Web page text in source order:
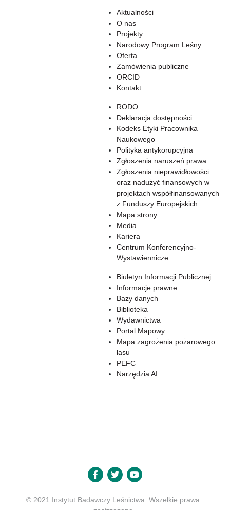
Aktualności
O nas
Projekty
Narodowy Program Leśny
Oferta
Zamówienia publiczne
ORCID
Kontakt
RODO
Deklaracja dostępności
Kodeks Etyki Pracownika
Naukowego
Polityka antykorupcyjna
Zgłoszenia naruszeń prawa
Zgłoszenia nieprawidłowości
oraz nadużyć finansowych w
projektach współfinansowanych
z Funduszy Europejskich
Mapa strony
Media
Kariera
Centrum Konferencyjno-
Wystawiennicze
Biuletyn Informacji Publicznej
Informacje prawne
Bazy danych
Biblioteka
Wydawnictwa
Portal Mapowy
Mapa zagrożenia pożarowego
lasu
PEFC
Narzędzia AI
© 2021 Instytut Badawczy Leśnictwa. Wszelkie prawa